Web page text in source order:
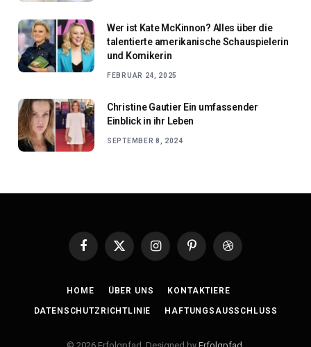
Wer ist Kate McKinnon? Alles über die
talentierte amerikanische Schauspielerin
und Komikerin
FEBRUAR 24, 2025
Christine Gautier Ein umfassender
Einblick in ihr Leben
SEPTEMBER 8, 2024
Facebook
X
InstagramPinterestDribbble
HOME ÜBER UNS KONTAKTIERE
DATENSCHUTZRICHTLINIE HAFTUNGSAUSSCHLUSS